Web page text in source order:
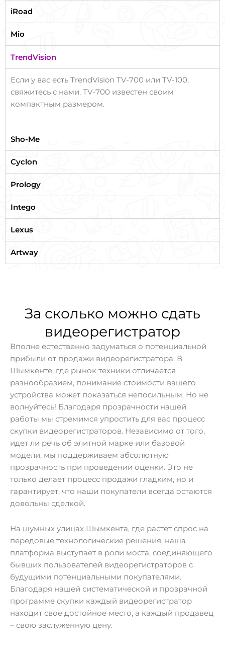
iRoad
Mio
TrendVision
Если у вас есть TrendVision TV-700 или TV-100,
свяжитесь с нами. TV-700 известен своим
компактным размером.
Sho-Me
Cyclon
Prology
Intego
Lexus
Artway
За сколько можно сдать
видеорегистратор
Вполне естественно задуматься о потенциальной
прибыли от продажи видеорегистратора. В
Шымкенте, где рынок техники отличается
разнообразием, понимание стоимости вашего
устройства может показаться непосильным. Но не
волнуйтесь! Благодаря прозрачности нашей
работы мы стремимся упростить для вас процесс
скупки видеорегистраторов. Независимо от того,
идет ли речь об элитной марке или базовой
модели, мы поддерживаем абсолютную
прозрачность при проведении оценки. Это не
только делает процесс продажи гладким, но и
гарантирует, что наши покупатели всегда остаются
довольны сделкой.
На шумных улицах Шымкента, где растет спрос на
передовые технологические решения, наша
платформа выступает в роли моста, соединяющего
бывших пользователей видеорегистраторов с
будущими потенциальными покупателями.
Благодаря нашей систематической и прозрачной
программе скупки каждый видеорегистратор
находит свое достойное место, а каждый продавец
– свою заслуженную цену.